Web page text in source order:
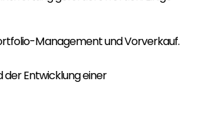
Management und Vorverkauf.
Entwicklung einer